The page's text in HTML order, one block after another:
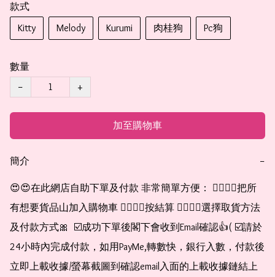
款式
Kitty
Melody Kurumi 肉桂狗 Pc狗
數量
−
+
加至購物車
簡介 −
😍😍在此網店自助下單及付款 非常簡單方便： 👉🏻👉🏻把所
有想要貨品山加入購物車 👉🏻👉🏻按結算 👉🏻👉🏻選擇取貨方法
及付款方式🎀  ☑️成功下單後閣下會收到Email確認👍( ☑️請於
24小時內完成付款，如用PayMe,轉數快，銀行入數，付款後
立即上載收據/螢幕截圖到確認email入面的上載收據鏈結上